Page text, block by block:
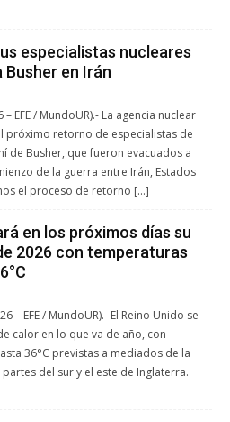
especialistas nucleares
en Irán
EFE / MundoUR).- La agencia nuclear
próximo retorno de especialistas de
de Busher, que fueron evacuados a
de la guerra entre Irán, Estados
el proceso de retorno […]
en los próximos días su
2026 con temperaturas
– EFE / MundoUR).- El Reino Unido se
calor en lo que va de año, con
36°C previstas a mediados de la
del sur y el este de Inglaterra.